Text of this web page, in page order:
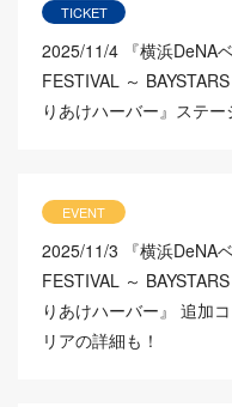
TICKET
2025/11/4 『横浜DeNA
FESTIVAL ～
りあけハーバー』ステ
EVENT
2025/11/3
『横浜DeNA
FESTIVAL ～
りあけハーバー』 追加
リアの詳細も！